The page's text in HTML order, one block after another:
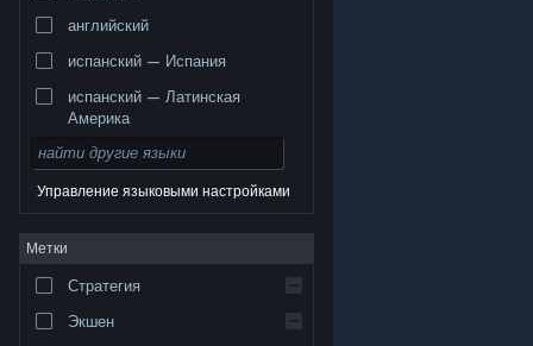
© Valve Corporation. Все права сохранены. Все
торговые марки являются собственностью
Правовая информация
Соглашение подписчика Steam
Файлы cookie
английский
испанский — Испания
испанский — Латинская
Америка
Управление языковыми настройками
Метки
Стратегия
Экшен